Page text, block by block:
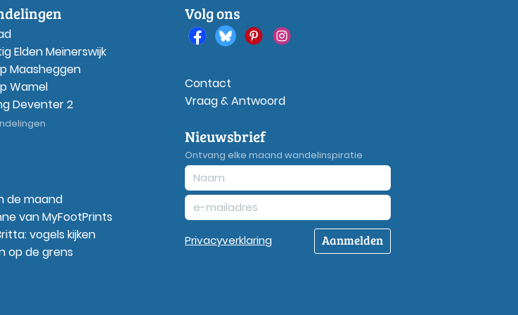
Elden Meinerswijk
Maasheggen
Wamel
Deventer 2
de maand
van MyFootPrints
vogels kijken
op de grens
Volg ons
Contact
Vraag & Antwoord
Nieuwsbrief
Ontvang elke maand wandelinspiratie
Privacyverklaring Aanmelden